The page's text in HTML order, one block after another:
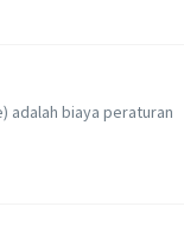
adalah biaya peraturan